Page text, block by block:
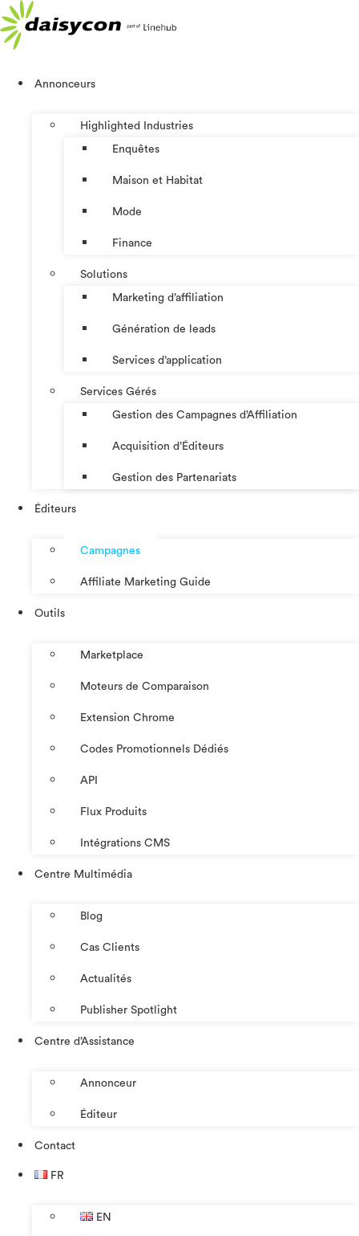
Aller
au
contenu
Annonceurs
Highlighted Industries
Enquêtes
Maison et Habitat
Mode
Finance
Solutions
Marketing d’affiliation
Génération de leads
Services d’application
Services Gérés
Gestion des Campagnes d’Affiliation​
Acquisition d’Éditeurs
Gestion des Partenariats
Éditeurs
Campagnes
Affiliate Marketing Guide
Outils
Marketplace
Moteurs de Comparaison
Extension Chrome
Codes Promotionnels Dédiés
API
Flux Produits
Intégrations CMS
Centre Multimédia
Blog
Cas Clients
Actualités
Publisher Spotlight
Centre d’Assistance
Annonceur
Éditeur
Contact
FR
EN